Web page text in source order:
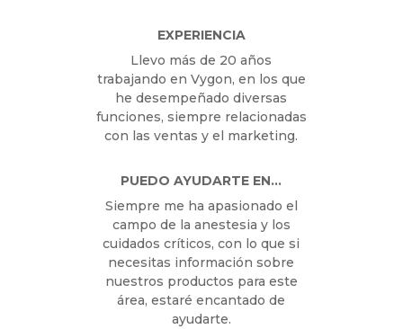
EXPERIENCIA
Llevo más de 20 años
trabajando en Vygon, en los que
he desempeñado diversas
funciones, siempre relacionadas
con las ventas y el marketing.
PUEDO AYUDARTE EN…
Siempre me ha apasionado el
campo de la anestesia y los
cuidados críticos, con lo que si
necesitas información sobre
nuestros productos para este
área, estaré encantado de
ayudarte.